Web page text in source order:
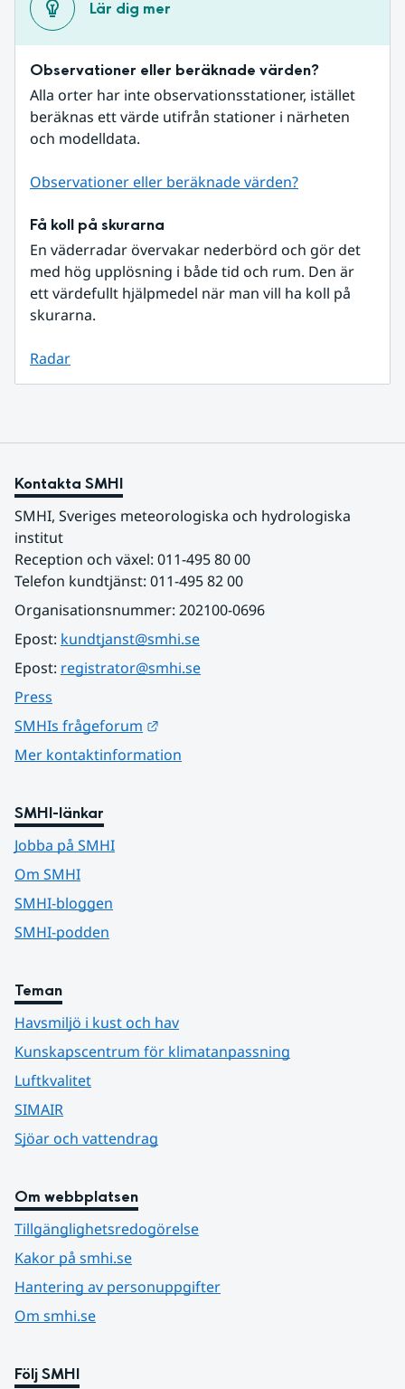
Lär dig mer
Observationer eller beräknade värden?
Alla orter har inte observationsstationer, istället
beräknas ett värde utifrån stationer i närheten
och modelldata.
Observationer eller beräknade värden?
Få koll på skurarna
En väderradar övervakar nederbörd och gör det
med hög upplösning i både tid och rum. Den är
ett värdefullt hjälpmedel när man vill ha koll på
skurarna.
Radar
Kontakta SMHI
SMHI, Sveriges meteorologiska och hydrologiska
institut
Reception och växel: 011-495 80 00
Telefon kundtjänst: 011-495 82 00
Organisationsnummer: 202100-0696
Epost: kundtjanst@smhi.se
Epost: registrator@smhi.se
Press
SMHIs frågeforum
Mer kontaktinformation
SMHI-länkar
Jobba på SMHI
Om SMHI
SMHI-bloggen
SMHI-podden
Teman
Havsmiljö i kust och hav
Kunskapscentrum för klimatanpassning
Luftkvalitet
SIMAIR
Sjöar och vattendrag
Om webbplatsen
Tillgänglighetsredogörelse
Kakor på smhi.se
Hantering av personuppgifter
Om smhi.se
Följ SMHI